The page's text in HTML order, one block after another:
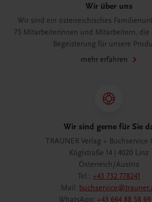
Wir über uns
Wir sind ein österreichisches
75 Mitarbeiterinnen und Mitarbeitern, die
Begeisterung für unsere
mehr erfahren
Wir sind gerne für Sie
TRAUNER Verlag + Buchservice
Köglstraße 14 | 4020 Linz
Österreich/Austria
Tel.: +43 732 778241
Mail:
WhatsApp: +43 664 88 58 69